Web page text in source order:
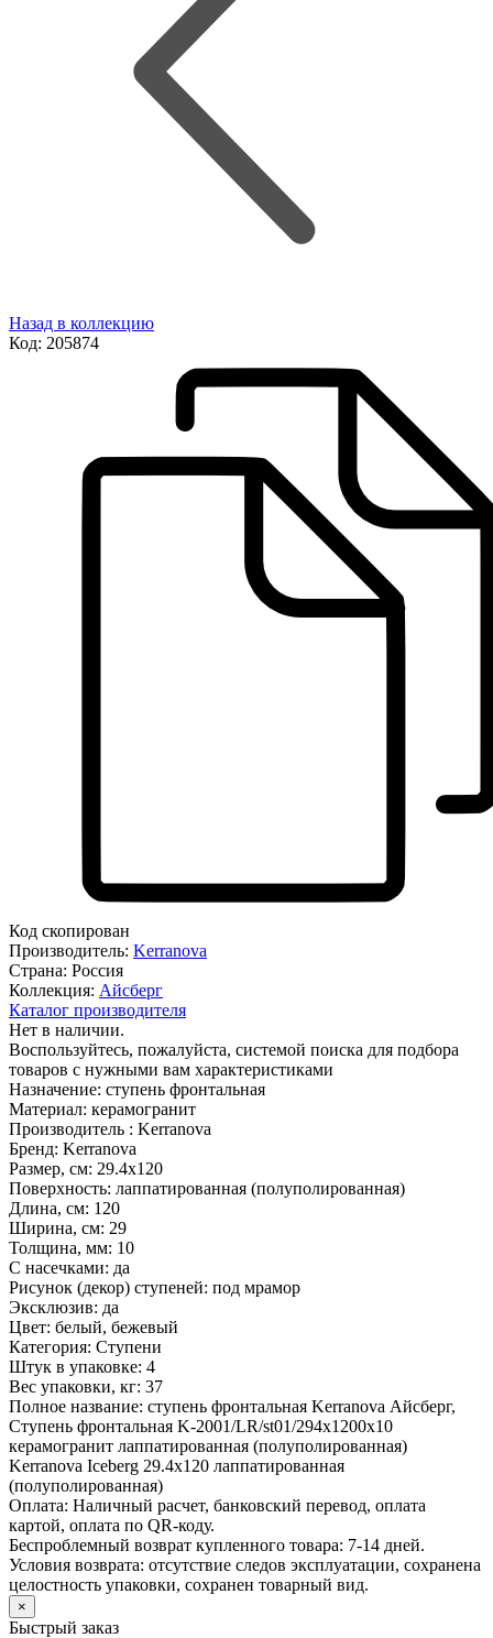
Назад в коллекцию
Код: 205874
Код скопирован
Производитель: Kerranova
Страна: Россия
Коллекция: Айсберг
Каталог производителя
Нет в наличии.
Воспользуйтесь, пожалуйста, системой поиска для подбора
товаров с нужными вам характеристиками
Назначение: ступень фронтальная
Материал: керамогранит
Производитель : Kerranova
Бренд: Kerranova
Размер, см: 29.4x120
Поверхность: лаппатированная (полуполированная)
Длина, см: 120
Ширина, см: 29
Толщина, мм: 10
С насечками: да
Рисунок (декор) ступеней: под мрамор
Эксклюзив: да
Цвет: белый, бежевый
Категория: Ступени
Штук в упаковке: 4
Вес упаковки, кг: 37
Полное название: ступень фронтальная Kerranova Айсберг,
Ступень фронтальная K-2001/LR/st01/294х1200x10
керамогранит лаппатированная (полуполированная)
Kerranova Iceberg 29.4x120 лаппатированная
(полуполированная)
Оплата: Наличный расчет, банковский перевод, оплата
картой, оплата по QR-коду.
Беспроблемный возврат купленного товара: 7-14 дней.
Условия возврата: отсутствие следов эксплуатации, сохранена
целостность упаковки, сохранен товарный вид.
×
Быстрый заказ